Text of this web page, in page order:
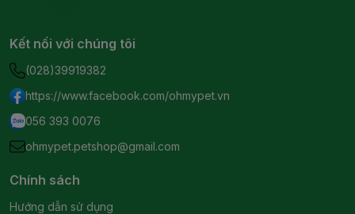
Kết nối với chúng tôi
(028)39919382
https://www.facebook.com/ohmypet.vn
056 393 0076
ohmypet.petshop@gmail.com
Chính sách
Hướng dẫn sử dụng